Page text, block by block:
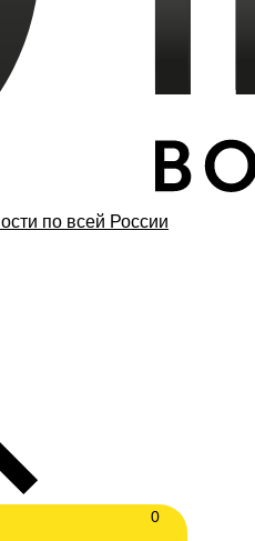
по всей России
0